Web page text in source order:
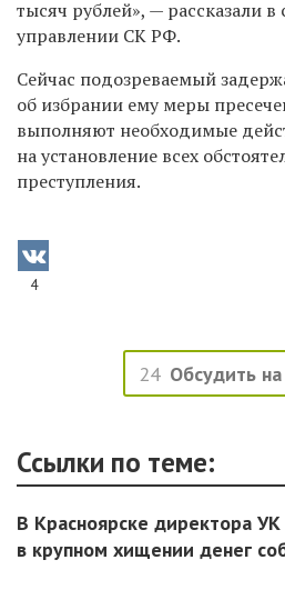
тысяч рублей», — рассказали
управлении СК РФ.
Сейчас подозреваемый
об избрании ему меры
выполняют необходимые
на установление всех
преступления.
4
24 Обсудить
Ссылки по теме:
В Красноярске директора
в крупном хищении денег